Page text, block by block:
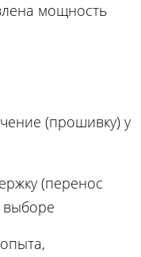
мощность
(прошивку) у
(перенос